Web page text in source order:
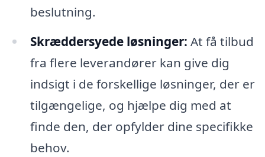
beslutning.
Skræddersyede løsninger: At få tilbud
fra flere leverandører kan give dig
indsigt i de forskellige løsninger, der er
tilgængelige, og hjælpe dig med at
finde den, der opfylder dine specifikke
behov.